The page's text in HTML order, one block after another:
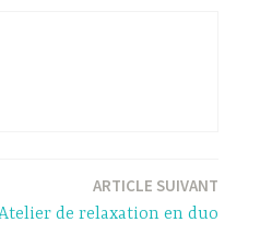
ARTICLE SUIVANT
de relaxation en duo